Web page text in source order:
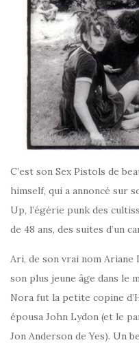
C’est son Sex Pistols de
himself, qui a annoncé sur
Up, l’égérie punk des
de 48 ans, des suites d’un
Ari, de son vrai nom Ariane
son plus jeune âge dans le
Nora fut la petite copine
épousa John Lydon (et le
Jon Anderson de Yes). Un